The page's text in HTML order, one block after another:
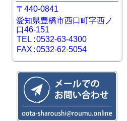
〒440-0841
愛知県豊橋市西口町字西ノ
口46-151
TEL :0532-63-4300
FAX :0532-62-5054